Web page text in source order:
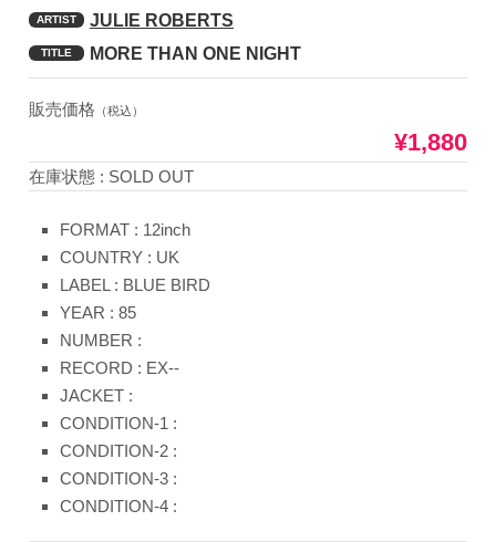
ARTIST JULIE ROBERTS
TITLE MORE THAN ONE NIGHT
販売価格 （税込）
¥1,880
在庫状態 : SOLD OUT
FORMAT : 12inch
COUNTRY : UK
LABEL : BLUE BIRD
YEAR : 85
NUMBER :
RECORD : EX--
JACKET :
CONDITION-1 :
CONDITION-2 :
CONDITION-3 :
CONDITION-4 :